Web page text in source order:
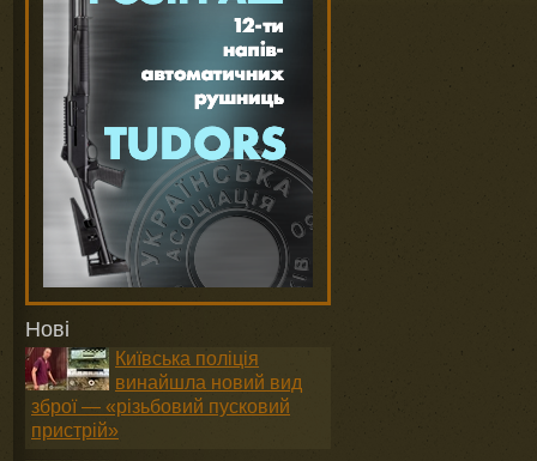
Нові
Київська поліція
винайшла новий вид
зброї — «різьбовий пусковий
пристрій»